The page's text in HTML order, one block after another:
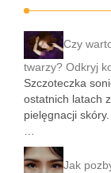
Czy
twarzy? Odkryj
Szczoteczka
ostatnich latach
pielęgnacji
Jak